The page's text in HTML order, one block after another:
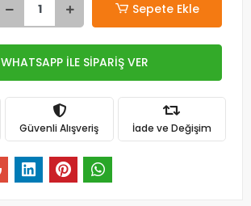
Sepete Ekle
WHATSAPP İLE SİPARİŞ VER
Güvenli Alışveriş İade ve Değişim